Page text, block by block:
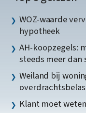
WOZ-waarde
hypotheek
AH-koopzegels:
steeds meer dan
Weiland bij
Klant moet